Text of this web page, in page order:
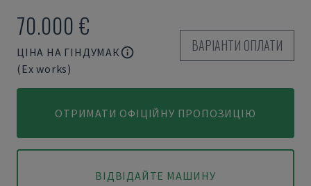
70.000 €
ЦІНА НА ГІНДУМАК
(Ex works)
ВАРІАНТИ ОПЛАТИ
ОТРИМАТИ ОФІЦІЙНУ ПРОПОЗИЦІЮ
ВІДВІДАЙТЕ МАШИНУ